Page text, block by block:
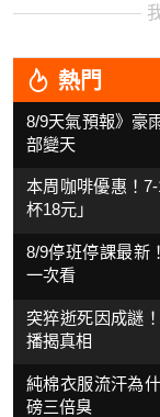
熱門
8/9天氣預報》豪
部變天
本周咖啡優惠！
杯18元」
8/9停班停課最
一次看
突猝逝死因成謎
播揭真相
純棉衣服流汗為
磅三倍臭